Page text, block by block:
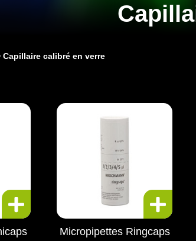
Capillaire calibré en verre
Micropipettes Ringcaps